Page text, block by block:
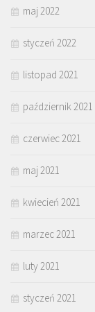
maj 2022
styczeń 2022
listopad 2021
październik 2021
czerwiec 2021
maj 2021
kwiecień 2021
marzec 2021
luty 2021
styczeń 2021